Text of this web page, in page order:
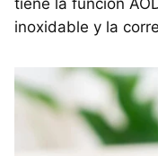
inoxidable y la